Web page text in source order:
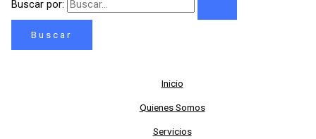
Buscar por:
Inicio
Quienes Somos
Servicios